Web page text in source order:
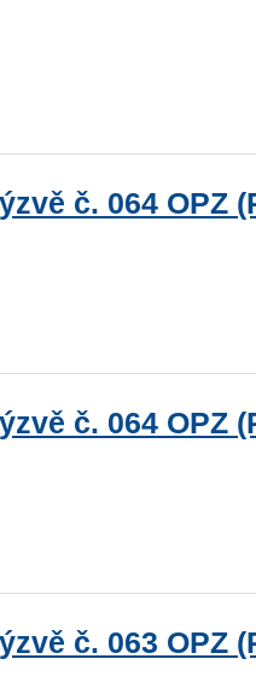
č. 064 OPZ
č. 064 OPZ
č. 063 OPZ